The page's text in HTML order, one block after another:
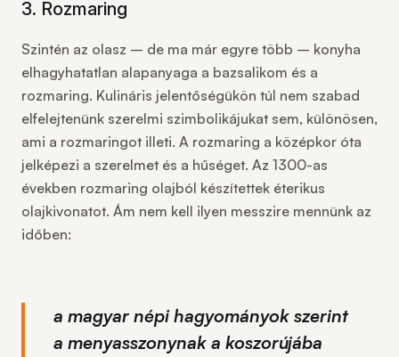
3. Rozmaring
Szintén az olasz – de ma már egyre több – konyha
elhagyhatatlan alapanyaga a bazsalikom és a
rozmaring. Kulináris jelentőségükön túl nem szabad
elfelejtenünk szerelmi szimbolikájukat sem, különösen,
ami a rozmaringot illeti. A rozmaring a középkor óta
jelképezi a szerelmet és a hűséget. Az 1300-as
években rozmaring olajból készítettek éterikus
olajkivonatot. Ám nem kell ilyen messzire mennünk az
időben:
a magyar népi hagyományok szerint
a menyasszonynak a koszorújába